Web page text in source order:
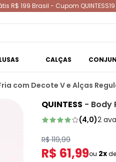
R$ 199 Brasil - Cupom QUINTESS19
CALÇAS
com Decote V e Alças
QUINTESS - Body
(4,0)2
R$ 119,99
R$ 61,99ou 2xde